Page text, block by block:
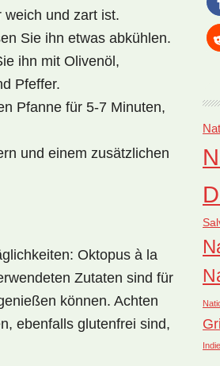
und zart ist.
Sie ihn etwas abkühlen.
ihn mit Olivenöl,
Pfeffer.
Pfanne für 5-7 Minuten,
und einem zusätzlichen
Oktopus à la
Zutaten sind für
können. Achten
ebenfalls glutenfrei sind,